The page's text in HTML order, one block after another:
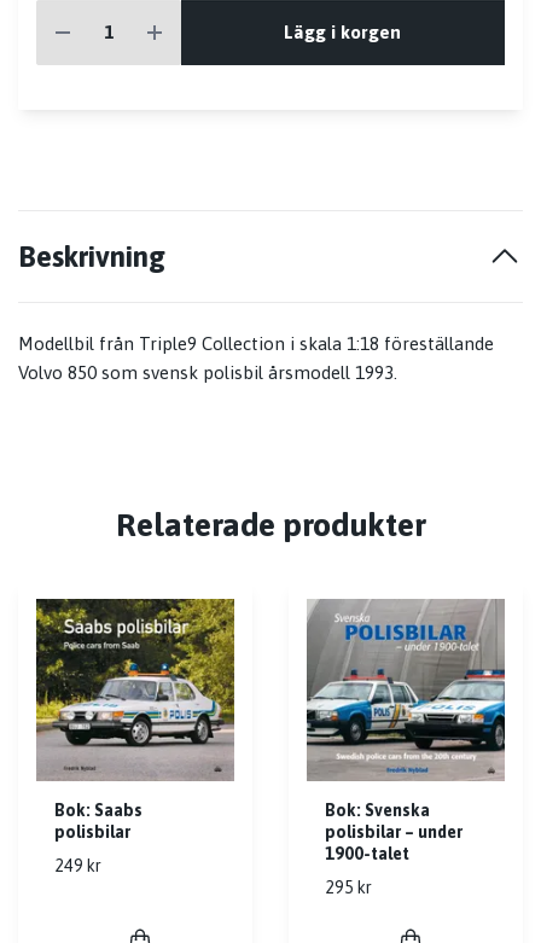
Lägg i korgen
Beskrivning
Modellbil från Triple9 Collection i skala 1:18 föreställande
Volvo 850 som svensk polisbil årsmodell 1993.
Relaterade produkter
Bok: Saabs
polisbilar
249 kr
Bok: Svenska
polisbilar – under
1900-talet
295 kr